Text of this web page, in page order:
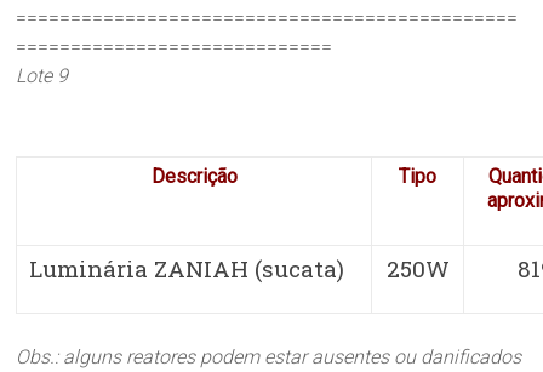
==============================================
=============================
Lote 9
Descrição Tipo
Luminária ZANIAH (sucata) 250W
Obs.: alguns reatores podem estar ausentes ou danificados